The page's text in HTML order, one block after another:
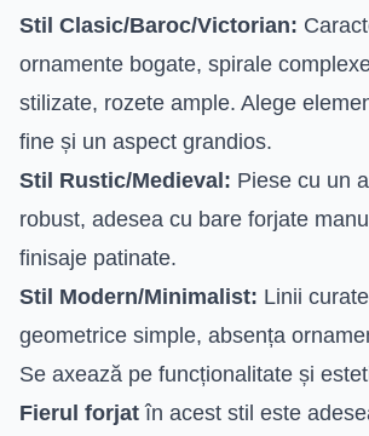
Stil Clasic/Baroc/Victorian:
ornamente bogate, spirale
stilizate, rozete ample. Alege
fine și un aspect grandios.
Stil Rustic/Medieval: Piese cu un
robust, adesea cu bare forjate
finisaje patinate.
Stil Modern/Minimalist: Linii
geometrice simple, absența
Se axează pe funcționalitate și
Fierul forjat în acest stil este